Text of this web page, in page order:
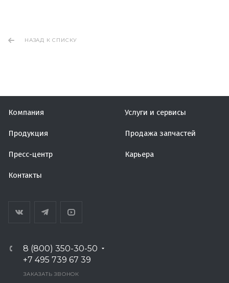
НАЗАД К СПИСКУ
Компания Услуги и сервисы
Продукция Продажа запчастей
Пресс-центр Карьера
Контакты
8 (800) 350-30-50
+7 495 739 67 39
ЗАКАЗАТЬ ЗВОНОК